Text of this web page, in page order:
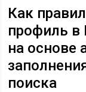
Как
профиль в
на основе
поиска